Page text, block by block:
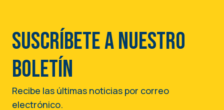
Suscríbete a nuestro
boletín
Recibe las últimas noticias por correo
electrónico.